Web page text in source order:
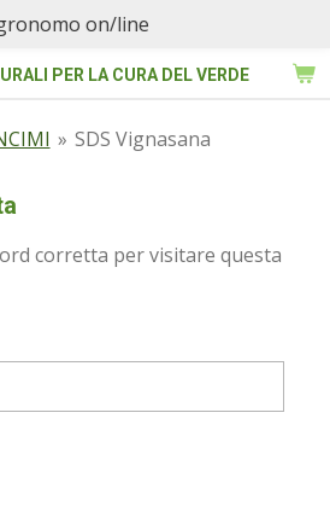
PER LA CURA DEL VERDE
on/line
» SDS Vignasana
corretta per visitare questa